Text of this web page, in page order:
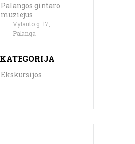
Palangos gintaro
muziejus
Vytauto g. 17,
Palanga
KATEGORIJA
Ekskursijos